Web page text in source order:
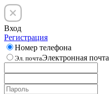
Вход
Регистрация
Номер телефона
Эл. почтаЭлектронная почта